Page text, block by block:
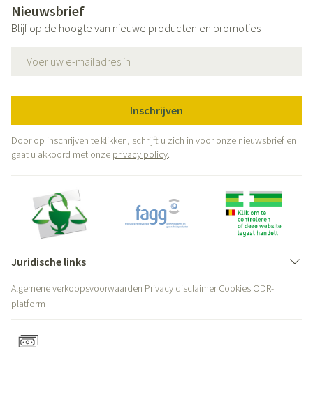
Nieuwsbrief
Blijf op de hoogte van nieuwe producten en promoties
Inschrijven
Door op inschrijven te klikken, schrijft u zich in voor onze nieuwsbrief en
gaat u akkoord met onze privacy policy.
Juridische links
Algemene verkoopsvoorwaarden Privacy disclaimer Cookies ODR-
platform